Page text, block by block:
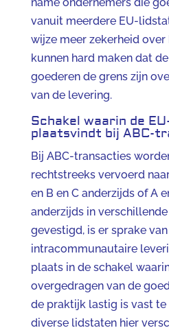
vanuit meerdere EU-
wijze meer zekerheid over
kunnen hard maken dat
goederen de grens zijn
van de levering.
Schakel waarin de
plaatsvindt bij ABC-
Bij ABC-transacties
rechtstreeks vervoerd
en B en C anderzijds of A
anderzijds in
gevestigd, is er sprake
intracommunautaire
plaats in de schakel
overgedragen van de
de praktijk lastig is vast
diverse lidstaten hier